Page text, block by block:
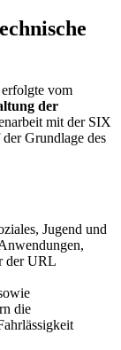
vom
der
mit der SIX
Grundlage des
Jugend und
der URL
die